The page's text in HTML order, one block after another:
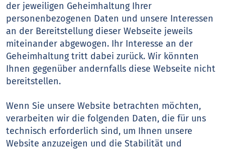
der jeweiligen Geheimhaltung Ihrer
personenbezogenen Daten und unsere Interessen
an der Bereitstellung dieser Webseite jeweils
miteinander abgewogen. Ihr Interesse an der
Geheimhaltung tritt dabei zurück. Wir könnten
Ihnen gegenüber andernfalls diese Webseite nicht
bereitstellen.
Wenn Sie unsere Website betrachten möchten,
verarbeiten wir die folgenden Daten, die für uns
technisch erforderlich sind, um Ihnen unsere
Website anzuzeigen und die Stabilität und